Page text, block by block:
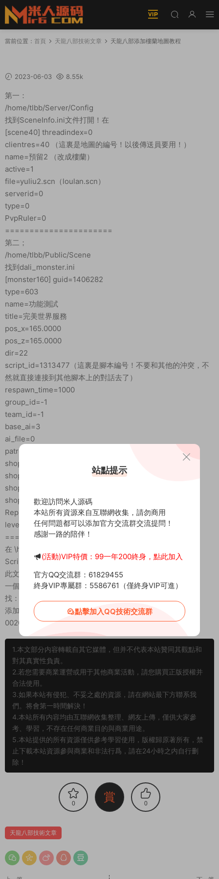
當前位置： 首頁 天龍八部技術文章 天龍八部添加樓蘭地圖教程
2023-06-03 8.55k
第一：
/home/tlbb/Server/Config
找到SceneInfo.ini文件打開！在
[scene40] threadindex=0
clientres=40 （這裏是地圖的編号！以後傳送員要用！）
name=預留2 （改成樓蘭）
active=1
file=yuliu2.scn（loulan.scn）
serverid=0
type=0
PvpRuler=0
======================
第二；
/home/tlbb/Public/Scene
找到dali_monster.ini
[monster160] guid=1406282
type=603
name=功能測試
title=完美世界服務
pos_x=165.0000
pos_z=165.0000
dir=22
script_id=1313477（這裏是腳本編号！不要和其他的沖突，不
然就直接連接到其他腳本上的對話去了）
respawn_time=1000
group_id=-1
team_id=-1
base_ai=3
ai_file=0
patrol_id=-1
shop0=-1
shop1=-1
shop2=-1
shop3=-1
ReputationID=-1
level=36
=======================
在 \home\tlbb\Public\Data 内有一個文件
Script.dat
此文件是所有腳本的總接口。
一個腳本ID 對應一個腳本文件
找：dali
添加：
002093=\obj\me\loulan.lua
1.本文部分内容轉載自其它媒體，但并不代表本站贊同其觀點和
對其真實性負責。
2.若您需要商業運營或用于其他商業活動，請您購買正版授權并
合法使用。
3.如果本站有侵犯、不妥之處的資源，請在網站最下方聯系我
們。将會第一時間解決！
4.本站所有内容均由互聯網收集整理、網友上傳，僅供大家參
考、學習，不存在任何商業目的與商業用途。
5.本站提供的所有資源僅供參考學習使用，版權歸原著所有，禁
止下載本站資源參與商業和非法行爲，請在24小時之内自行删
除！
0 賞 0
天龍八部技術文章
站點提示
歡迎訪問米人源碼
本站所有資源來自互聯網收集，請勿商用
任何問題都可以添加官方交流群交流提問！
感謝一路的陪伴！
(活動)VIP特價：99一年200終身，點此加入
官方QQ交流群：61829455
終身VIP專屬群：5586761（僅終身VIP可進）
點擊加入QQ技術交流群